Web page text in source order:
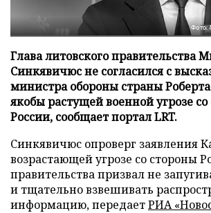
Фото:
Глава литовского правительства
Синкявичюс не согласился с
министра обороны страны
якобы растущей военной угрозе
России, сообщает портал LRT.
Синкявичюс опроверг заявления
возрастающей угрозе со стороны
правительства призвал не
и тщательно взвешивать
информацию, передаетРИА